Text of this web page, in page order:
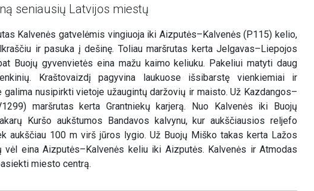
seniausių Latvijos miestų
Kalvenės gatvelėmis vingiuoja iki Aizputės–Kalvenės (P115) kelio,
ir pasuka į dešinę. Toliau maršrutas kerta Jelgavas–Liepojos
Buojų gyvenvietės eina mažu kaimo keliuku. Pakeliui matyti daug
Kraštovaizdį pagyvina laukuose išsibarstę vienkiemiai ir
galima nusipirkti vietoje užaugintų daržovių ir maisto. Už Kazdangos–
maršrutas kerta Grantniekų karjerą. Nuo Kalvenės iki Buojų
Kuršo aukštumos Bandavos kalvynu, kur aukščiausios reljefo
aukščiau 100 m virš jūros lygio. Už Buojų Miško takas kerta Lažos
vėl eina Aizputės–Kalvenės keliu iki Aizputės. Kalvenės ir Atmodas
miesto centrą.